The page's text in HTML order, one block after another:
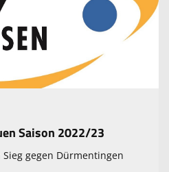
Saison 2022/23
gegen Dürmentingen